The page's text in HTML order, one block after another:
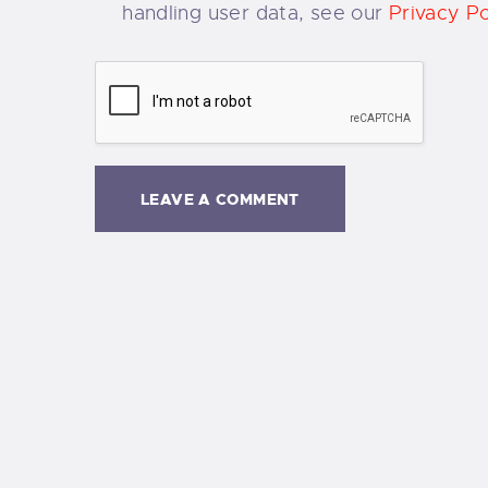
handling user data, see our Privacy